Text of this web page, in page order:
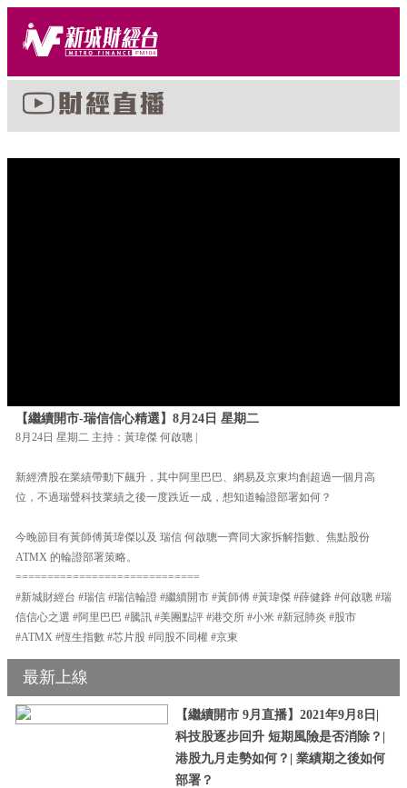
【繼續開市-瑞信信心精選】8月24日 星期二
8月24日 星期二 主持：黃瑋傑 何啟聰 |
新經濟股在業績帶動下飆升，其中阿里巴巴、網易及京東均創超過一個月高
位，不過瑞聲科技業績之後一度跌近一成，想知道輪證部署如何？
今晚節目有黃師傅黃瑋傑以及 瑞信 何啟聰一齊同大家拆解指數、焦點股份
ATMX 的輪證部署策略。
=============================
#新城財經台 #瑞信 #瑞信輪證 #繼續開市 #黃師傅 #黃瑋傑 #薛健鋒 #何啟聰 #瑞
信信心之選 #阿里巴巴 #騰訊 #美團點評 #港交所 #小米 #新冠肺炎 #股市
#ATMX #恆生指數 #芯片股 #同股不同權 #京東
最新上線
【繼續開市 9月直播】2021年9月8日|
科技股逐步回升 短期風險是否消除？|
港股九月走勢如何？| 業績期之後如何
部署？